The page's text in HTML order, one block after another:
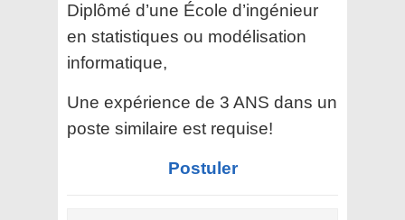
Diplômé d’une École d’ingénieur
en statistiques ou modélisation
informatique,
Une expérience de 3 ANS dans un
poste similaire est requise!
Postuler